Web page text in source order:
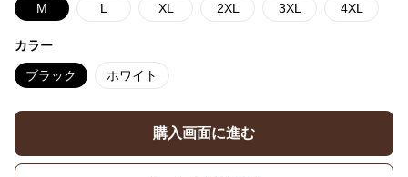
M L XL 2XL 3XL 4XL
カラー
ブラック ホワイト
購入画面に進む